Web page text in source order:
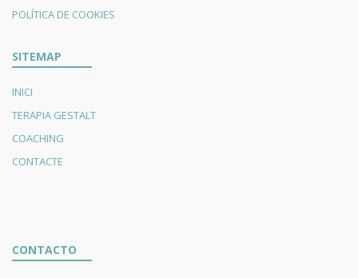
POLÍTICA DE COOKIES
SITEMAP
INICI
TERAPIA GESTALT
COACHING
CONTACTE
CONTACTO